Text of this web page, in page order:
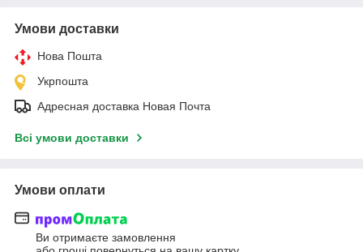
Умови доставки
Нова Пошта
Укрпошта
Адресная доставка Новая Почта
Всі умови доставки
Умови оплати
Ви отримаєте замовлення